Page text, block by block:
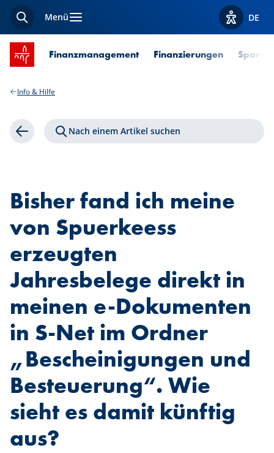
SucheMenü Optionen
DE
Startseite SPUERKEESS
Finanzmanagement Finanzierungen Sparen
Info & Hilfe
Zurück Nach einem Artikel suchen
Bisher fand ich meine
von Spuerkeess
erzeugten
Jahresbelege direkt in
meinen e-Dokumenten
in S-Net im Ordner
„Bescheinigungen und
Besteuerung“. Wie
sieht es damit künftig
aus?